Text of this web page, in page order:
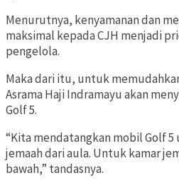
Menurutnya, kenyamanan dan
maksimal kepada CJH menjadi
pengelola.
Maka dari itu, untuk
Asrama Haji Indramayu akan
Golf 5.
“Kita mendatangkan mobil Golf
jemaah dari aula. Untuk kamar
bawah,” tandasnya.